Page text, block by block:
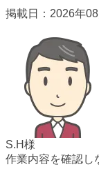
掲載日：2026年08
S.H様
作業内容を確認し